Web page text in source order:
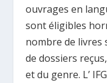
ouvrages en
sont éligibles
nombre de livres
de dossiers
et du genre. L’